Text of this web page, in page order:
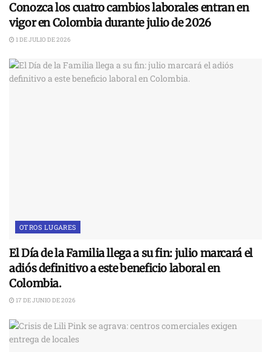
Conozca los cuatro cambios laborales entran en
vigor en Colombia durante julio de 2026
1 DE JULIO DE 2026
OTROS LUGARES
El Día de la Familia llega a su fin: julio marcará el
adiós definitivo a este beneficio laboral en
Colombia.
17 DE JUNIO DE 2026